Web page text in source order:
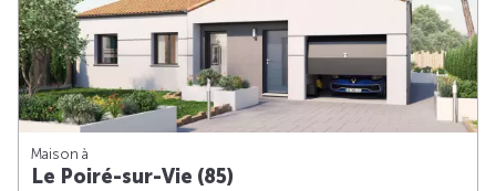
Maison à
Le Poiré-sur-Vie (85)